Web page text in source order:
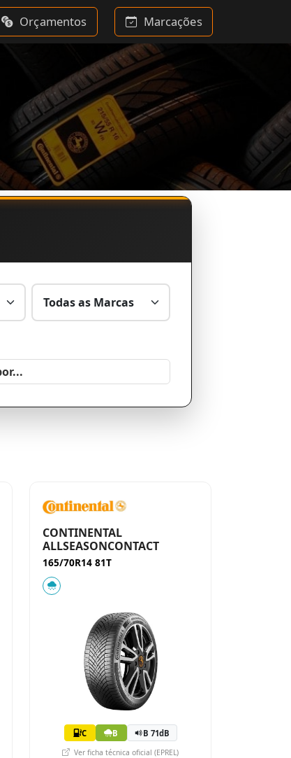
Orçamentos Marcações
CONTINENTAL
ALLSEASONCONTACT
165/70R14 81T
C B B 71dB
Ver ficha técnica oficial (EPREL)